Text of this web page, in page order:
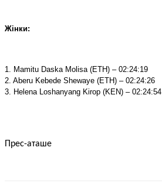
Жінки:
1. Mamitu Daska Molisa (ETH) – 02:24:19
2. Aberu Kebede Shewaye (ETH) – 02:24:26
3. Helena Loshanyang Kirop (KEN) – 02:24:54
Прес-аташе